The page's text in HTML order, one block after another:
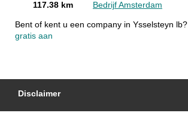
117.38 km Bedrijf Amsterdam
Bent of kent u een company in Ysselsteyn lb?
gratis aan
Disclaimer